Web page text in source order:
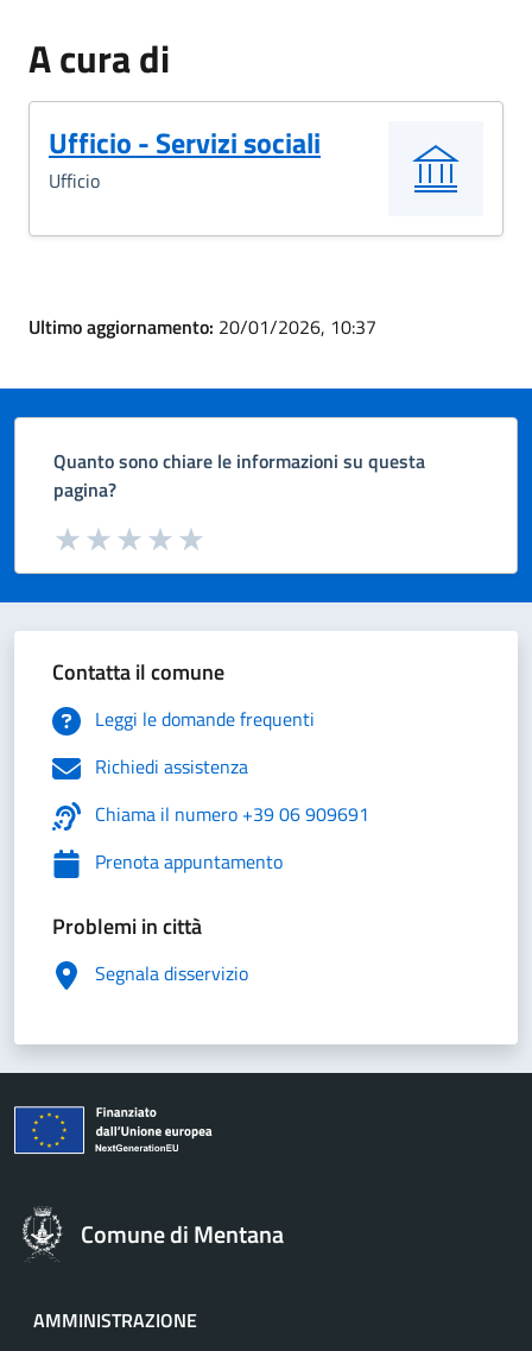
A cura di
Ufficio - Servizi sociali
Ufficio
Ultimo aggiornamento: 20/01/2026, 10:37
Quanto sono chiare le informazioni su questa
pagina?
Valuta da 1 a 5 stelle la pagina
Valuta 5 stelle su 5
Valuta 4 stelle su 5
Valuta 3 stelle su 5
Valuta 2 stelle su 5
Valuta 1 stelle su 5
Contatta il comune
Leggi le domande frequenti
Richiedi assistenza
Chiama il numero +39 06 909691
Prenota appuntamento
Problemi in città
Segnala disservizio
Comune di Mentana
AMMINISTRAZIONE